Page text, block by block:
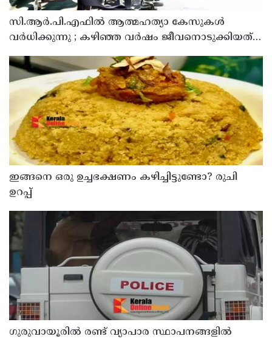
സി.ആർ.പി.എഫിൽ ആത്മഹത്യാ കേസുകൾ
വർധിക്കുന്നു ; കഴിഞ്ഞ വർഷം ജീവനൊടുക്കിയത്
ഇങ്ങനെ ഒരു ഉച്ചഭക്ഷണം കഴിച്ചിട്ടുണ്ടോ? രുചി
ഉറപ്പ്
ഗുരുവായൂരിൽ രണ്ട് വ്യാപാര സ്ഥാപനങ്ങളിൽ